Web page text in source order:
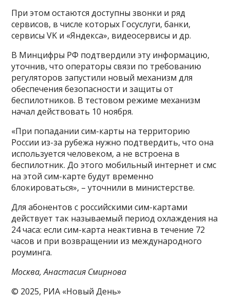
При этом остаются доступны звонки и ряд
сервисов, в числе которых Госуслуги, банки,
сервисы VK и «Яндекса», видеосервисы и др.
В Минцифры РФ подтвердили эту информацию,
уточнив, что операторы связи по требованию
регуляторов запустили новый механизм для
обеспечения безопасности и защиты от
беспилотников. В тестовом режиме механизм
начал действовать 10 ноября.
«При попадании сим-карты на территорию
России из-за рубежа нужно подтвердить, что она
используется человеком, а не встроена в
беспилотник. До этого мобильный интернет и смс
на этой сим-карте будут временно
блокироваться», – уточнили в министерстве.
Для абонентов с российскими сим-картами
действует так называемый период охлаждения на
24 часа: если сим-карта неактивна в течение 72
часов и при возвращении из международного
роуминга.
Москва, Анастасия Смирнова
© 2025, РИА «Новый День»